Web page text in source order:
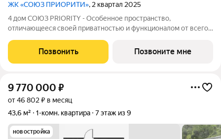
ЖК «СОЮЗ ПРИОРИТИ», 2 квартал 2025
4 дом СОЮЗ PRIORITY - Особенное пространство,
отличающееся своей приватностью и функционалом от всего
предпочитает более камерный формат жилья чувствовал себя
дома. Дом высотой 9 этажей с
Позвонить Позвоните мне
9 770 000 ₽
от 46 802 ₽ в месяц
43,6 м²
1-комн. квартира 7 этаж из 9
новостройка